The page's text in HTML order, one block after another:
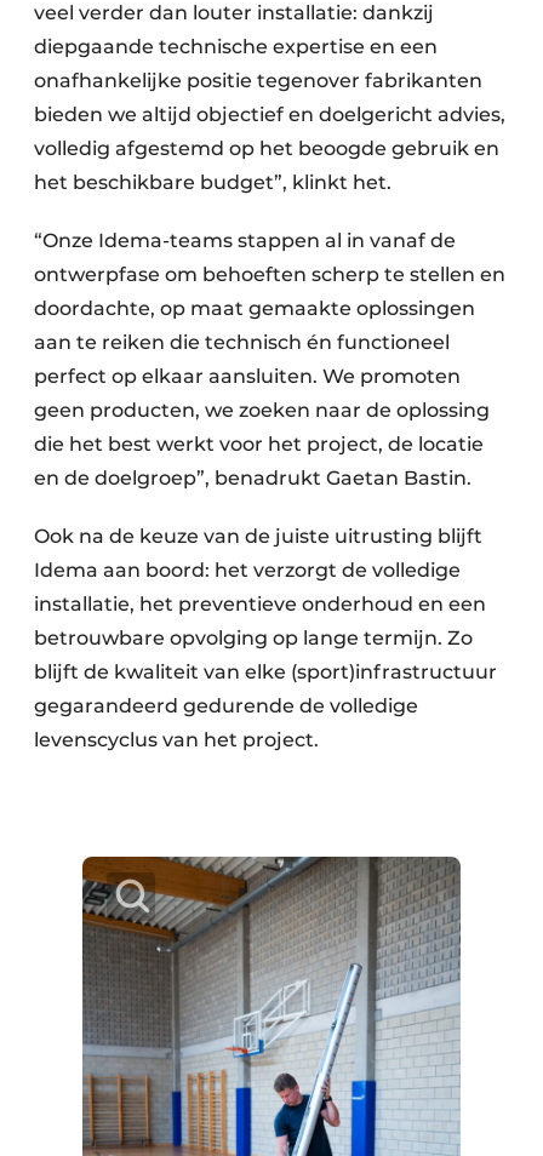
veel verder dan louter installatie: dankzij
diepgaande technische expertise en een
onafhankelijke positie tegenover fabrikanten
bieden we altijd objectief en doelgericht advies,
volledig afgestemd op het beoogde gebruik en
het beschikbare budget”, klinkt het.
“Onze Idema-teams stappen al in vanaf de
ontwerpfase om behoeften scherp te stellen en
doordachte, op maat gemaakte oplossingen
aan te reiken die technisch én functioneel
perfect op elkaar aansluiten. We promoten
geen producten, we zoeken naar de oplossing
die het best werkt voor het project, de locatie
en de doelgroep”, benadrukt Gaetan Bastin.
Ook na de keuze van de juiste uitrusting blijft
Idema aan boord: het verzorgt de volledige
installatie, het preventieve onderhoud en een
betrouwbare opvolging op lange termijn. Zo
blijft de kwaliteit van elke (sport)infrastructuur
gegarandeerd gedurende de volledige
levenscyclus van het project.